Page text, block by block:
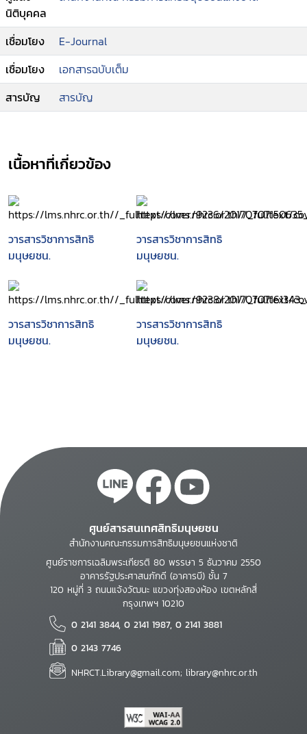
แก้ว
--ผู้พิทักษ์สิทธิมนุษยชน/ สมชาย หอมลออ
--ร่วมสร้างสังคมให้เคารพสิทธิมนุษยชน/ วิทิต มันตา
ภรณ์
--การลงโทษอาญากับหลักสิทธิมนุษยชน/ เกศริน
เตียวสกุล
บ้านโง้ง
Social Movement and Institution Action/
Apinya Tissamanna.
นิติบุคคล
เชื่อมโยง
E-Journal
เชื่อมโยง
เอกสารฉบับเต็ม
สารบัญ
สารบัญ
เนื้อหาที่เกี่ยวข้อง
วารสารวิชาการสิทธิ
มนุษยชน.
วารสารวิชาการสิทธิ
มนุษยชน.
วารสารวิชาการสิทธิ
มนุษยชน.
วารสารวิชาการสิทธิ
มนุษยชน.
ศูนย์สารสนเทศสิทธิมนุษยชน
สำนักงานคณะกรรมการสิทธิมนุษยชนแห่งชาติ
ศูนย์ราชการเฉลิมพระเกียรติ 80 พรรษา 5 ธันวาคม 2550
อาคารรัฐประศาสนภักดี (อาคารบี) ชั้น 7
120 หมู่ที่ 3 ถนนแจ้งวัฒนะ แขวงทุ่งสองห้อง เขตหลักสี่
กรุงเทพฯ 10210
0 2141 3844, 0 2141 1987, 0 2141 3881
0 2143 7746
NHRCT.Library@gmail.com; library@nhrc.or.th